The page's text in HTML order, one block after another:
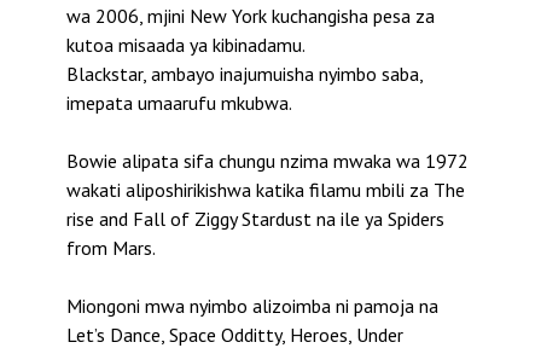
wa 2006, mjini New York kuchangisha pesa za
kutoa misaada ya kibinadamu.
Blackstar, ambayo inajumuisha nyimbo saba,
imepata umaarufu mkubwa.
Bowie alipata sifa chungu nzima mwaka wa 1972
wakati aliposhirikishwa katika filamu mbili za The
rise and Fall of Ziggy Stardust na ile ya Spiders
from Mars.
Miongoni mwa nyimbo alizoimba ni pamoja na
Let’s Dance, Space Odditty, Heroes, Under